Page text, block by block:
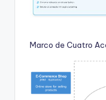
Marco de Cuatro